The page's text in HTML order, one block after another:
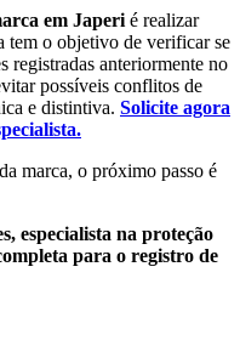
em Japeri é realizar
tem o objetivo de verificar se
registradas anteriormente no
possíveis conflitos de
e distintiva. Solicite agora
marca, o próximo passo é
especialista na proteção
para o registro de